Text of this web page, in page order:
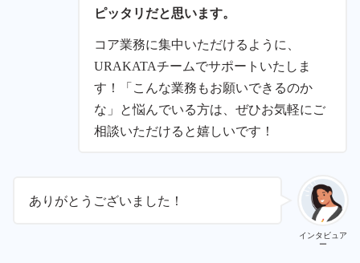
ピッタリだと思います。
コア業務に集中いただけるように、
URAKATAチームでサポートいたしま
す！「こんな業務もお願いできるのか
な」と悩んでいる方は、ぜひお気軽にご
相談いただけると嬉しいです！
インタビュア
ー
ありがとうございました！